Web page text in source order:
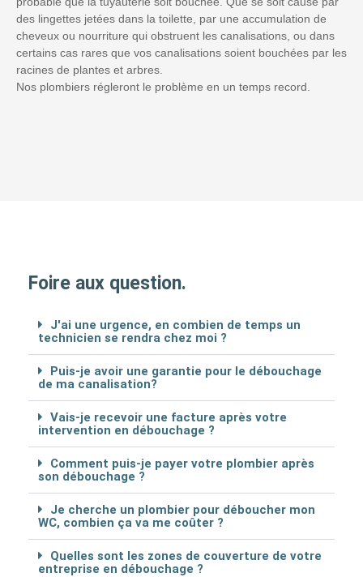
des lingettes jetées dans la toilette, par une accumulation de
cheveux ou nourriture qui obstruent les canalisations, ou dans
certains cas rares que vos canalisations soient bouchées par les
racines de plantes et arbres.
Nos plombiers régleront le problème en un temps record.
Foire aux question.
J'ai une urgence, en combien de temps un
technicien se rendra chez moi ?
Puis-je avoir une garantie pour le débouchage
de ma canalisation?
Vais-je recevoir une facture après votre
intervention en débouchage ?
Comment puis-je payer votre plombier après
son débouchage ?
Je cherche un plombier pour déboucher mon
WC, combien ça va me coûter ?
Quelles sont les zones de couverture de votre
entreprise en débouchage ?